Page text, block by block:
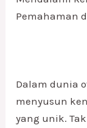
Pemahaman
Dalam dunia
menyusun
yang unik.